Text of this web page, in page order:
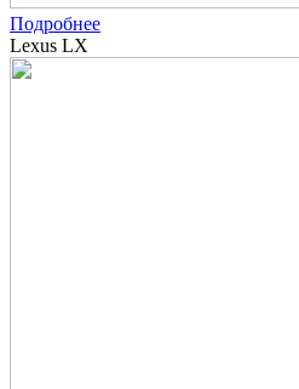
Подробнее
Lexus LX